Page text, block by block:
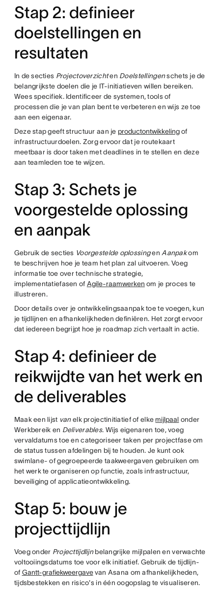
Stap 2: definieer
doelstellingen en
resultaten
In de secties Projectoverzichten Doelstellingenschets je de
belangrijkste doelen die je IT-initiatieven willen bereiken.
Wees specifiek. Identificeer de systemen, tools of
processen die je van plan bent te verbeteren en wijs ze toe
aan een eigenaar.
Deze stap geeft structuur aan je productontwikkelingof
infrastructuurdoelen. Zorg ervoor dat je routekaart
meetbaar is door taken met deadlines in te stellen en deze
aan teamleden toe te wijzen.
Stap 3: Schets je
voorgestelde oplossing
en aanpak
Gebruik de secties Voorgestelde oplossingen Aanpakom
te beschrijven hoe je team het plan zal uitvoeren. Voeg
informatie toe over technische strategie,
implementatiefasen of Agile-raamwerken om je proces te
illustreren.
Door details over je ontwikkelingsaanpak toe te voegen, kun
je tijdlijnen en afhankelijkheden definiëren. Het zorgt ervoor
dat iedereen begrijpt hoe je roadmap zich vertaalt in actie.
Stap 4: definieer de
reikwijdte van het werk en
de deliverables
Maak een lijst vanelk projectinitiatief of elke mijlpaal onder
Werkbereik en Deliverables. Wijs eigenaren toe, voeg
vervaldatums toe en categoriseer taken per projectfase om
de status tussen afdelingen bij te houden. Je kunt ook
swimlane- of gegroepeerde taakweergaven gebruiken om
het werk te organiseren op functie, zoals infrastructuur,
beveiliging of applicatieontwikkeling.
Stap 5: bouw je
projecttijdlijn
Voeg onder Projecttijdlijnbelangrijke mijlpalen en verwachte
voltooiingsdatums toe voor elk initiatief. Gebruik de tijdlijn-
of Gantt-grafiekweergavevan Asana om afhankelijkheden,
tijdsbestekken en risico's in één oogopslag te visualiseren.